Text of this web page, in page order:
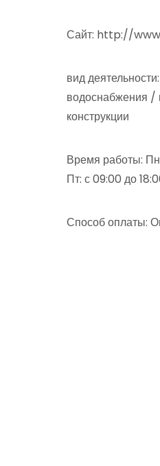
Сайт: http://
вид
водоснабжения /
конструкции
Время работы:
Пт: с 09:00 до
Способ оплаты: